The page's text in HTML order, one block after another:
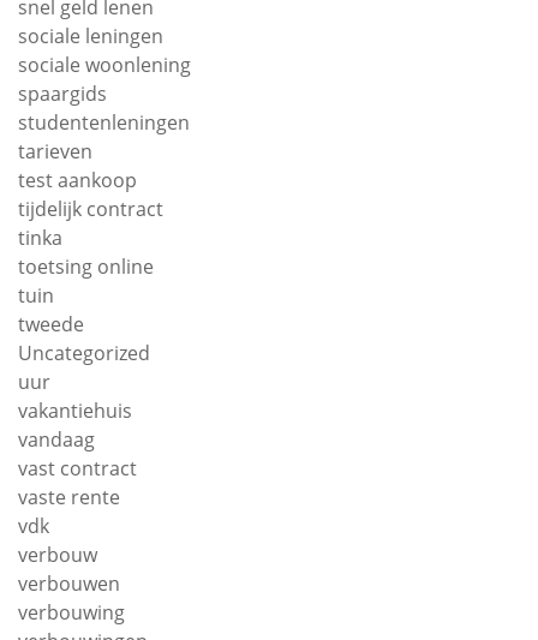
snel geld lenen
sociale leningen
sociale woonlening
spaargids
studentenleningen
tarieven
test aankoop
tijdelijk contract
tinka
toetsing online
tuin
tweede
Uncategorized
uur
vakantiehuis
vandaag
vast contract
vaste rente
vdk
verbouw
verbouwen
verbouwing